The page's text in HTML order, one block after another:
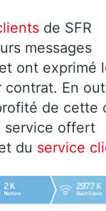
de SFR
messages
et ont exprimé
contrat. En
de cette
service offert
du service